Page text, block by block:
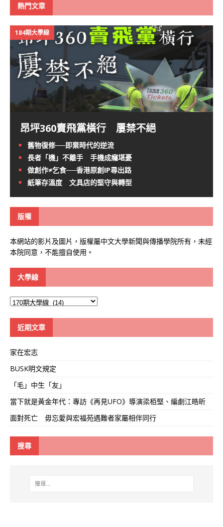
熱門文章
184期大學線
昂坪360賣飛黨橫行 屢禁不絕
舊物復修──即棄時代的逆流
長者「機」不離手 手機成癮堪憂
做創作≠乞食──香港原創IP尋出路
紙筆存溫度 文具店的堅守與轉型
版權
本網站的影片及圖片，版權屬中文大學新聞與傳播學院所有，未經
本院同意，不能擅自使用。
大學線
大
近期文章
家在宏志
BUSK明文規定
「毛」中生「友」
當下就是黃金年代：專訪《再見UFO》導演梁栢堅、編劇江皓昕
面對死亡 毋忘愛與宏福苑遇難者家屬相伴同行
搜尋